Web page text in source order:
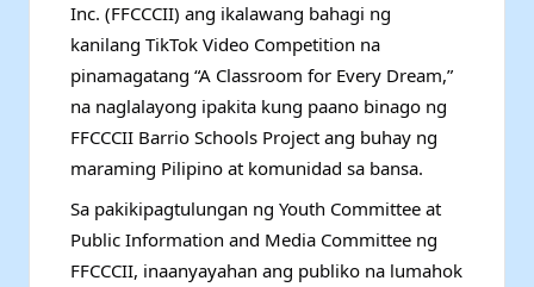
Inc. (FFCCCII) ang ikalawang bahagi ng
kanilang TikTok Video Competition na
pinamagatang “A Classroom for Every Dream,”
na naglalayong ipakita kung paano binago ng
FFCCCII Barrio Schools Project ang buhay ng
maraming Pilipino at komunidad sa bansa.
Sa pakikipagtulungan ng Youth Committee at
Public Information and Media Committee ng
FFCCCII, inaanyayahan ang publiko na lumahok